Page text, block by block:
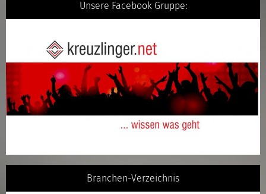
Unsere Facebook Gruppe:
Branchen-Verzeichnis